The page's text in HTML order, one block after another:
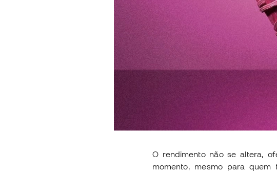
O rendimento não se altera,
momento, mesmo para quem